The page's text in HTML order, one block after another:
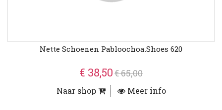
Nette Schoenen Pabloochoa.shoes 620
€ 38,50€ 65,00
Naar shop Meer info